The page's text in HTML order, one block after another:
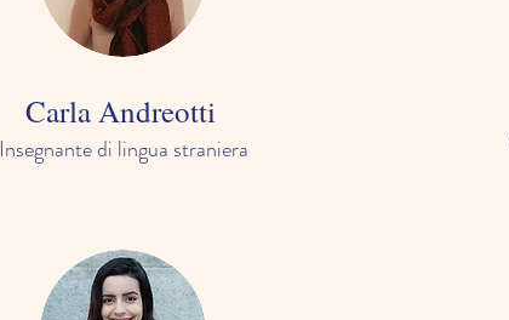
Carla Andreotti
Insegnante di lingua straniera